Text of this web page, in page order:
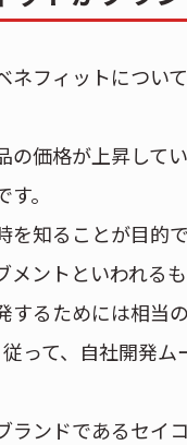
ネフィットについ
の価格が上昇して
。
を知ることが目的
メントといわれる
するためには相当
って、自社開発ム
ランドであるセイ